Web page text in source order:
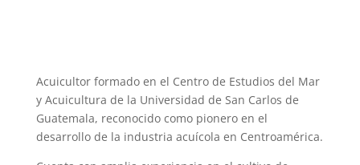
Acuicultor formado en el Centro de Estudios del Mar
y Acuicultura de la Universidad de San Carlos de
Guatemala, reconocido como pionero en el
desarrollo de la industria acuícola en Centroamérica.